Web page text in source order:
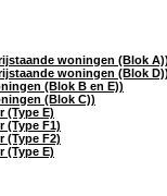
woningen (Blok A))
woningen (Blok D))
(Blok B en E))
(Blok C))
(Type E)
(Type F1)
(Type F2)
(Type E)